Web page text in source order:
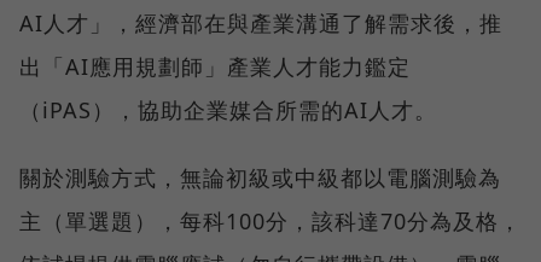
AI人才」，經濟部在與產業溝通了解需求後，推
出「AI應用規劃師」產業人才能力鑑定
（iPAS），協助企業媒合所需的AI人才。
關於測驗方式，無論初級或中級都以電腦測驗為
主（單選題），每科100分，該科達70分為及格，